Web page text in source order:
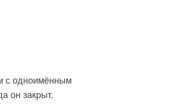
с одноимённым
он закрыт.